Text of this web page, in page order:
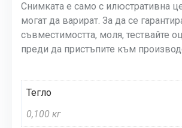
Снимката е само с илюстративна
могат да варират. За да се
съвместимостта, моля, тествайте
преди да пристъпите към
Тегло
0,100 кг